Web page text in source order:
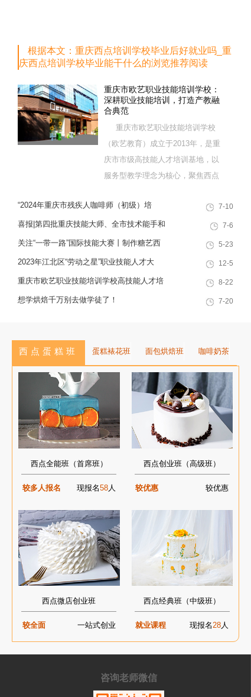
根据本文：重庆西点培训学校毕业后好就业吗_重
庆西点培训学校毕业能干什么的浏览推荐阅读
重庆市欧艺职业技能培训学校：
深耕职业技能培训，打造产教融
合典范
重庆市欧艺职业技能培训学校
（欧艺教育）成立于2013年，是重
庆市市级高技能人才培训基地，以
服务型教学理念为核心，聚焦西点
十余载，致力于培养兼具社会责任
感与创新思维的复合型行业高技能
人才，是集技能培训、证书认定、
“2024年重庆市残疾人咖啡师（初级）培
训”职业技能提升计划活动
7-10
喜报|第四批重庆技能大师、全市技术能手和
巴渝青年技能之星名单出炉，重庆欧艺职业
技能培训学校技能人才榜上有名！
7-6
关注“一带一路”国际技能大赛丨制作糖艺西
点，看手艺更考验审美
5-23
2023年江北区“劳动之星”职业技能人才大
赛，我校选手荣获互联网营销师第一名
12-5
重庆市欧艺职业技能培训学校高技能人才培
训基地建设专家指导会会议简报
8-22
想学烘焙千万别去做学徒了！ 7-20
西点蛋糕班 蛋糕裱花班 面包烘焙班 咖啡奶茶
西点全能班（首席班）
较多人报名 现报名58人
西点创业班（高级班）
较优惠 较优惠
西点微店创业班
较全面 一站式创业
西点经典班（中级班）
就业课程 现报名28人
咨询老师微信